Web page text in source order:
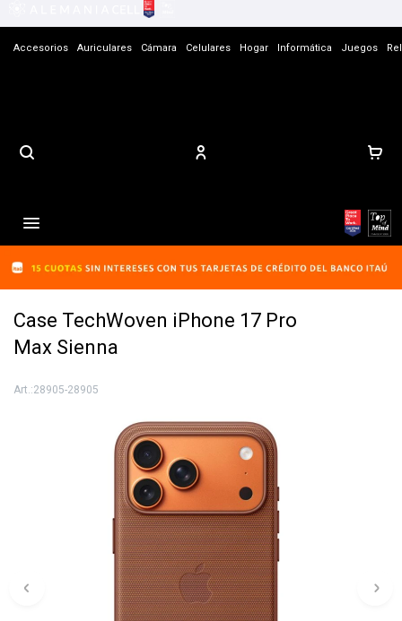
Accesorios Auriculares Cámara Celulares Hogar Informática Juegos

Case TechWoven iPhone 17 Pro
Max Sienna
28905-28905